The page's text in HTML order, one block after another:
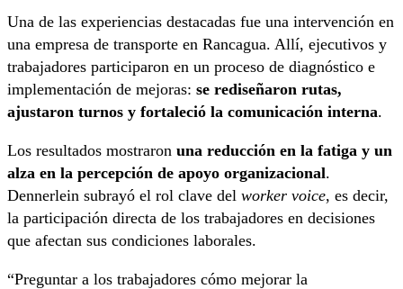
Una de las experiencias destacadas fue una intervención en
una empresa de transporte en Rancagua. Allí, ejecutivos y
trabajadores participaron en un proceso de diagnóstico e
implementación de mejoras: se rediseñaron rutas,
ajustaron turnos y fortaleció la comunicación interna.
Los resultados mostraron una reducción en la fatiga y un
alza en la percepción de apoyo organizacional.
Dennerlein subrayó el rol clave del worker voice, es decir,
la participación directa de los trabajadores en decisiones
que afectan sus condiciones laborales.
“Preguntar a los trabajadores cómo mejorar la